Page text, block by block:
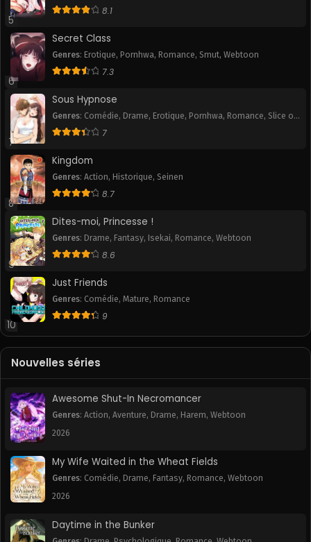
5
Romance,Slice of Life
8.1
6
Secret Class
Genres: Erotique, Pornhwa, Romance, Smut, Webtoon
7.3
7
Sous Hypnose
Genres: Comédie, Drame, Erotique, Pornhwa, Romance, Slice of
Life,Smut 7
8
Kingdom
Genres: Action, Historique, Seinen
8.7
9
Dites-moi, Princesse !
Genres: Drame, Fantasy, Isekai, Romance, Webtoon
8.6
10
Just Friends
Genres: Comédie, Mature, Romance
9
Nouvelles séries
Awesome Shut-In Necromancer
Genres: Action, Aventure, Drame, Harem, Webtoon
2026
My Wife Waited in the Wheat Fields
Genres: Comédie, Drame, Fantasy, Romance, Webtoon
2026
Daytime in the Bunker